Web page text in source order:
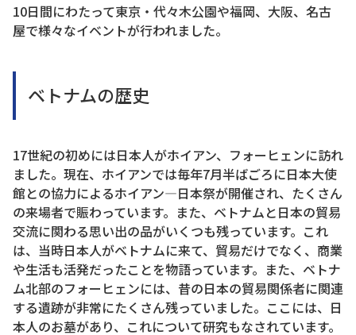
10日間にわたって東京・代々木公園や福岡、大阪、名古
屋で様々なイベントが行われました。
ベトナムの歴史
17世紀の初めには日本人がホイアン、フォーヒェンに訪れ
ました。現在、ホイアンでは毎年7月半ばごろに日本大使
館との協力によるホイアン―日本祭が開催され、たくさん
の来場者で賑わっています。また、ベトナムと日本の貿易
交流に関わる思い出の品がいくつも残っています。これ
は、当時日本人がベトナムに来て、貿易だけでなく、商業
や生活も活発だったことを物語っています。また、ベトナ
ム北部のフォーヒェンには、昔の日本の貿易関係者に関連
する遺跡が非常にたくさん残っていました。ここには、日
本人のお墓があり、これについて研究もなされています。